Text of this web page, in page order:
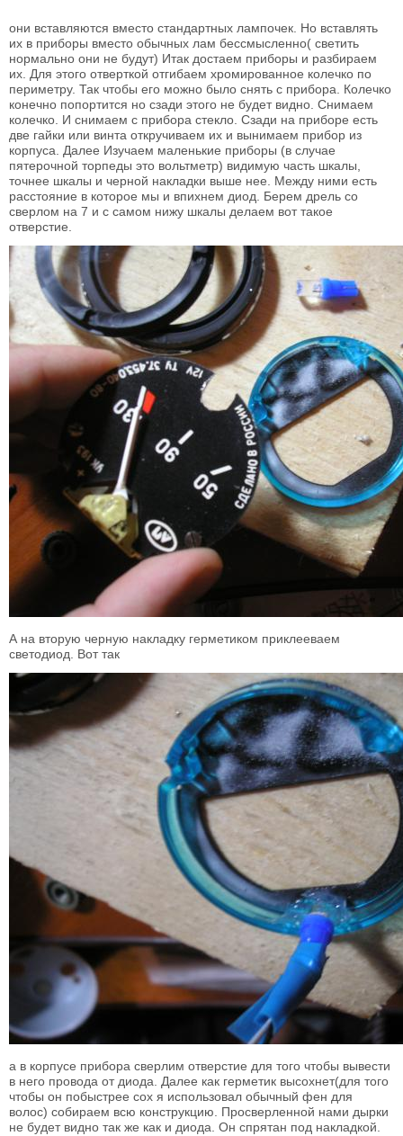
они вставляются вместо стандартных лампочек. Но вставлять
их в приборы вместо обычных лам бессмысленно( светить
нормально они не будут) Итак достаем приборы и разбираем
их. Для этого отверткой отгибаем хромированное колечко по
периметру. Так чтобы его можно было снять с прибора. Колечко
конечно попортится но сзади этого не будет видно. Снимаем
колечко. И снимаем с прибора стекло. Сзади на приборе есть
две гайки или винта откручиваем их и вынимаем прибор из
корпуса. Далее Изучаем маленькие приборы (в случае
пятерочной торпеды это вольтметр) видимую часть шкалы,
точнее шкалы и черной накладки выше нее. Между ними есть
расстояние в которое мы и впихнем диод. Берем дрель со
сверлом на 7 и с самом нижу шкалы делаем вот такое
отверстие.
А на вторую черную накладку герметиком приклееваем
светодиод. Вот так
а в корпусе прибора сверлим отверстие для того чтобы вывести
в него провода от диода. Далее как герметик высохнет(для того
чтобы он побыстрее сох я использовал обычный фен для
волос) собираем всю конструкцию. Просверленной нами дырки
не будет видно так же как и диода. Он спрятан под накладкой.